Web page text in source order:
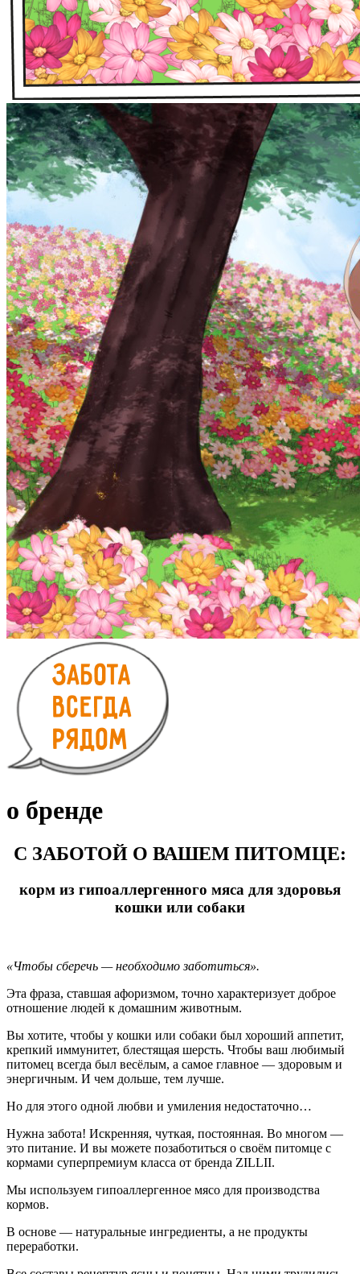
о бренде
С ЗАБОТОЙ О ВАШЕМ ПИТОМЦЕ:
корм из гипоаллергенного мяса для здоровья
кошки или собаки
«Чтобы сберечь — необходимо заботиться».
Эта фраза, ставшая афоризмом, точно характеризует доброе
отношение людей к домашним животным.
Вы хотите, чтобы у кошки или собаки был хороший аппетит,
крепкий иммунитет, блестящая шерсть. Чтобы ваш любимый
питомец всегда был весёлым, а самое главное — здоровым и
энергичным. И чем дольше, тем лучше.
Но для этого одной любви и умиления недостаточно…
Нужна забота! Искренняя, чуткая, постоянная. Во многом —
это питание. И вы можете позаботиться о своём питомце с
кормами суперпремиум класса от бренда ZILLII.
Мы используем гипоаллергенное мясо для производства
кормов.
В основе — натуральные ингредиенты, а не продукты
переработки.